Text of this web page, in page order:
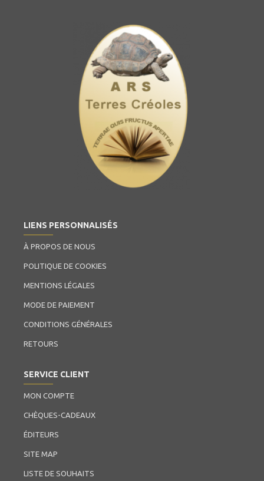
LIENS PERSONNALISÉS
À PROPOS DE NOUS
POLITIQUE DE COOKIES
MENTIONS LÉGALES
MODE DE PAIEMENT
CONDITIONS GÉNÉRALES
RETOURS
SERVICE CLIENT
MON COMPTE
CHÈQUES-CADEAUX
ÉDITEURS
SITE MAP
LISTE DE SOUHAITS